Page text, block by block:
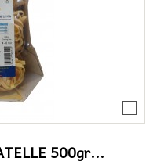
500gr...